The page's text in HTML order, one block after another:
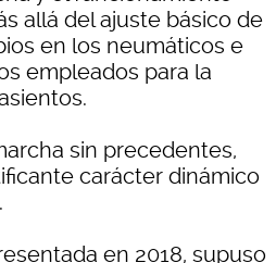
allá del ajuste básico de
en los neumáticos e
empleados para la
sin precedentes,
carácter dinámico
en 2018, supuso